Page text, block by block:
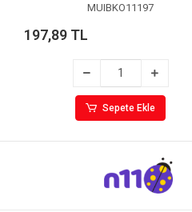
MUIBKO11197
197,89 TL
Sepete Ekle